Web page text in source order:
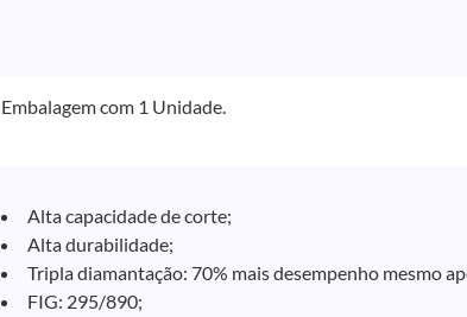
Embalagem com 1 Unidade.
Alta capacidade de corte;
Alta durabilidade;
Tripla diamantação: 70% mais desempenho mesmo
FIG: 295/890;